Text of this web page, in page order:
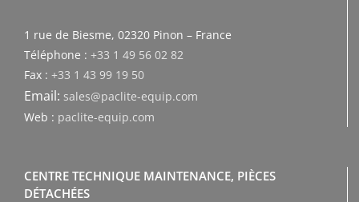
1 rue de Biesme, 02320 Pinon – France
Téléphone : +33 1 49 56 02 82
Fax : +33 1 43 99 19 50
Email: sales@paclite-equip.com
Web : paclite-equip.com
CENTRE TECHNIQUE MAINTENANCE, PIÈCES
DÉTACHÉES